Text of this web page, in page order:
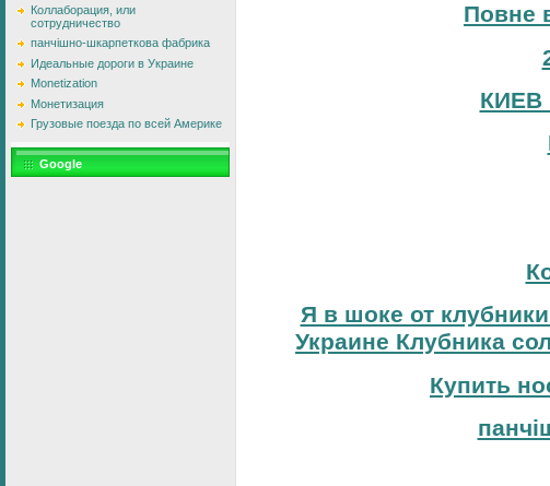
Коллаборация, или
сотрудничество
панчішно-шкарпеткова фабрика
Идеальные дороги в Украине
Monetization
Монетизация
Грузовые поезда по всей Америке
Google
Повне
КИЕВ
Я в шоке от
Украине Клубника
Купить